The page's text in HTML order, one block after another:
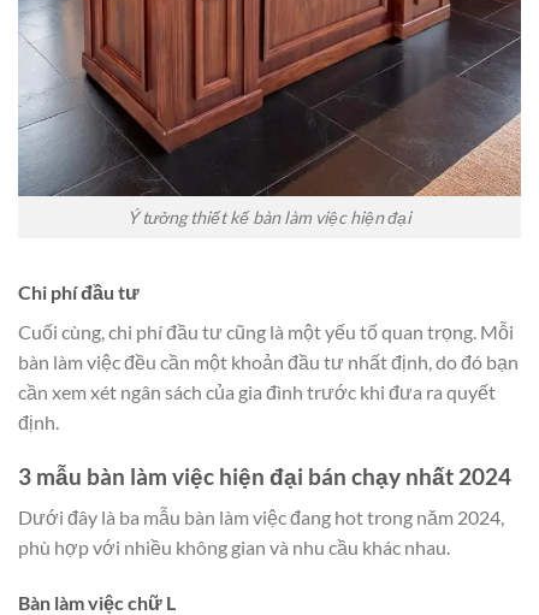
Ý tưởng thiết kế bàn làm việc hiện đại
Chi phí đầu tư
Cuối cùng, chi phí đầu tư cũng là một yếu tố quan trọng. Mỗi
bàn làm việc đều cần một khoản đầu tư nhất định, do đó bạn
cần xem xét ngân sách của gia đình trước khi đưa ra quyết
định.
3 mẫu bàn làm việc hiện đại bán chạy nhất 2024
Dưới đây là ba mẫu bàn làm việc đang hot trong năm 2024,
phù hợp với nhiều không gian và nhu cầu khác nhau.
Bàn làm việc chữ L